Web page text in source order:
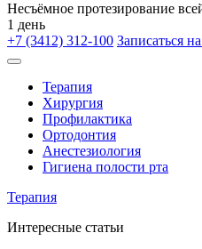
Несъёмное протезирование
1 день
+7 (3412) 312-100 Записаться
Терапия
Хирургия
Профилактика
Ортодонтия
Анестезиология
Гигиена полости рта
Терапия
Интересные статьи